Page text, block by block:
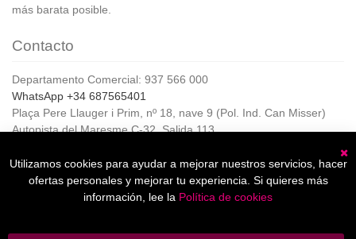
más barata posible.
Contacto
Departamento Comercial: 937 566 000
WhatsApp +34 687565401
Plaça Pere Llauger i Prim, nº 18, nave 9 (Pol. Ind. Can Misser)
Autopista del Maresme C-32, Salida 113
Horario de Atención al cliente:
De lunes a jueves de 8:00 a 17:00,
Viernes de 8:00 a 15:00
Utilizamos cookies para ayudar a mejorar nuestros servicios, hacer
ofertas personales y mejorar tu experiencia. Si quieres más
información, lee la Política de cookies